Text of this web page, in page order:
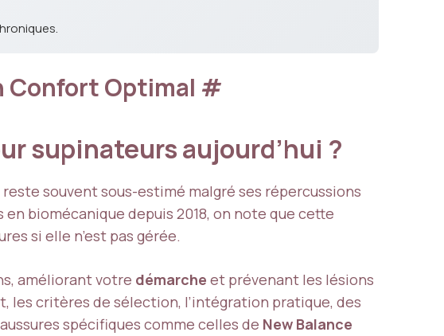
Confort Optimal #
supinateurs aujourd’hui ?
reste souvent sous-estimé malgré ses répercussions
en biomécanique depuis 2018, on note que cette
si elle n’est pas gérée.
améliorant votre démarche et prévenant les lésions
critères de sélection, l’intégration pratique, des
spécifiques comme celles de New Balance